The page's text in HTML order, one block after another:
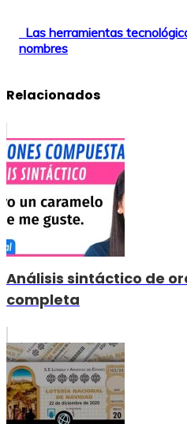
Las herramientas
nombres
Relacionados
Análisis sintáctico de
completa